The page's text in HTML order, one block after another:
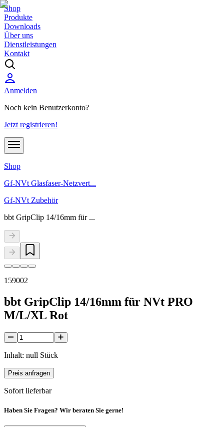
Shop
Produkte
Downloads
Über uns
Dienstleistungen
Kontakt
Anmelden
Noch kein Benutzerkonto?
Jetzt registrieren!
Shop
Gf-NVt Glasfaser-Netzvert...
Gf-NVt Zubehör
bbt GripClip 14/16mm für ...
159002
bbt GripClip 14/16mm für NVt PRO
M/L/XL Rot
Inhalt: null Stück
Preis anfragen
Sofort lieferbar
Haben Sie Fragen? Wir beraten Sie gerne!